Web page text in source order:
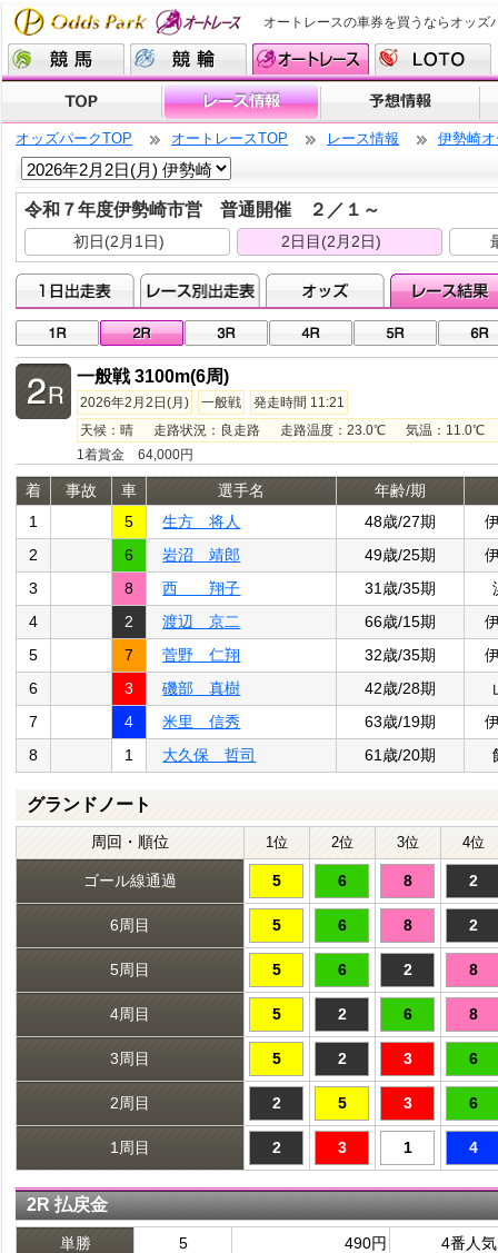
オートレースの車券を買うならオッズ
オッズパークTOP オートレースTOP レース情報 伊勢崎
令和７年度伊勢崎市営 普通開催 ２／１～
初日(2月1日) 2日目(2月2日)
一般戦 3100m(6周)
2026年2月2日(月) 一般戦
発走時間 11:21
天候：晴 走路状況：良走路 走路温度：23.0℃ 気温：11.0℃
1着賞金 64,000円
着 事故 車 選手名 年齢/期
1
5 生方 将人 48歳/27期
2
6 岩沼 靖郎 49歳/25期
3
8 西 翔子 31歳/35期
4
2 渡辺 京二 66歳/15期
5
7 菅野 仁翔 32歳/35期
6
3 磯部 真樹 42歳/28期
7
4 米里 信秀 63歳/19期
8
1 大久保 哲司 61歳/20期
グランドノート
周回・順位 1位 2位 3位 4位
ゴール線通過 5 6 8 2
6周目 5 6 8 2
5周目 5 6 2 8
4周目 5 2 6 8
3周目 5 2 3 6
2周目 2 5 3 6
1周目 2 3 1 4
2R 払戻金
単勝 5 490円 4番人気